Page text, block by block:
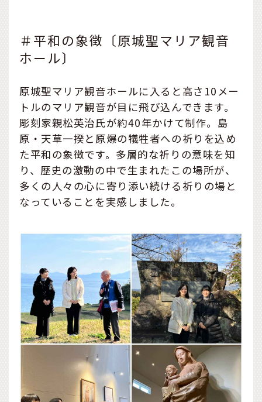
＃平和の象徴〔原城聖マリア観音
ホール〕
原城聖マリア観音ホールに入ると高さ10メー
トルのマリア観音が目に飛び込んできます。
彫刻家親松英治氏が約40年かけて制作。島
原・天草一揆と原爆の犠牲者への祈りを込め
た平和の象徴です。多層的な祈りの意味を知
り、歴史の激動の中で生まれたこの場所が、
多くの人々の心に寄り添い続ける祈りの場と
なっていることを実感しました。